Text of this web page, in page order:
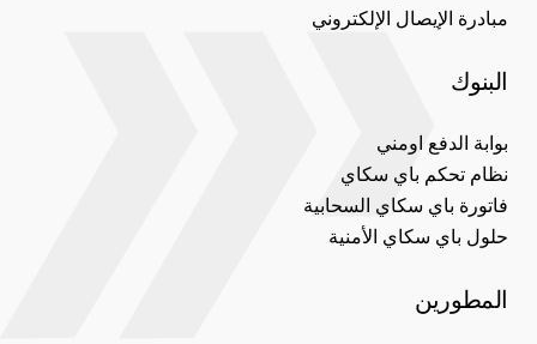
مبادرة الإيصال الإلكتروني
البنوك
بوابة الدفع اومني
نظام تحكم باي سكاي
فاتورة باي سكاي السحابية
حلول باي سكاي الأمنية
المطورين